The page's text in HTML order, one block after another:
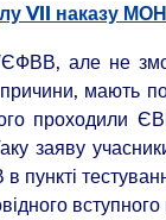
VII наказу МОН
ЄФВВ, але не
мають
заяву